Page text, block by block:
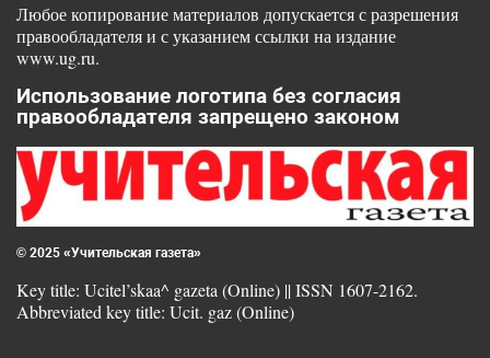
Любое копирование материалов допускается с разрешения
правообладателя и с указанием ссылки на издание
www.ug.ru.
Использование логотипа без согласия
правообладателя запрещено законом
© 2025 «Учительская газета»
Key title: Ucitel’skaa^ gazeta (Online) || ISSN 1607-2162.
Abbreviated key title: Ucit. gaz (Online)